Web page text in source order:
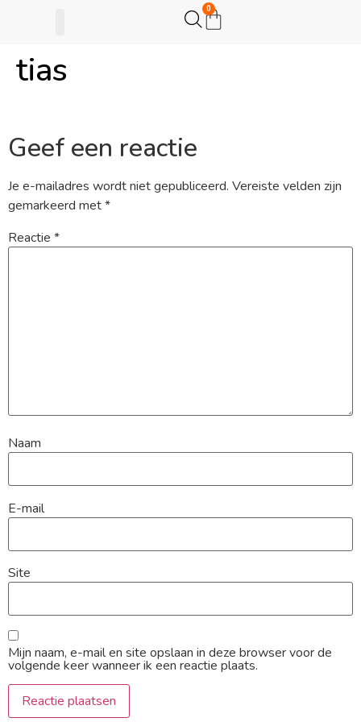
0
tias
Geef een reactie
Je e-mailadres wordt niet gepubliceerd. Vereiste velden zijn
gemarkeerd met*
Reactie *
Naam
E-mail
Site
Mijn naam, e-mail en site opslaan in deze browser voor de
volgende keer wanneer ik een reactie plaats.